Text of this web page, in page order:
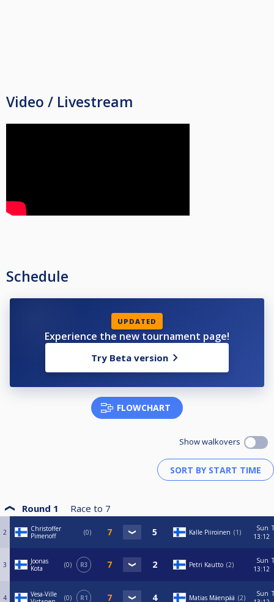
Video / Livestream
Schedule
UPDATED
Experience the new tournament page!
Try Beta version
FLOWCHART
Show walkovers
Round 1 Race to 7
2
Christoffer
Pimenoff
0 Kalle Piiroinen 1
Sun
13:12
3
Joonas
Kota
0 R3 Petri Kautto 2
Sun
13:12
4
Vesa-Ville
0 R1 Matias Mäenpää 2
Sun